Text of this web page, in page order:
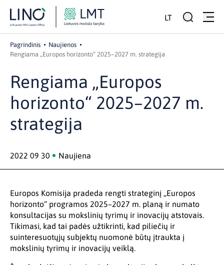
LT
Pagrindinis
Naujienos
Rengiama „Europos horizonto“ 2025–2027 m. strategija
Rengiama „Europos
horizonto“ 2025–2027 m.
strategija
2022 09 30 Naujiena
Europos Komisija pradeda rengti strateginį „Europos
horizonto“ programos 2025–2027 m. planą ir numato
konsultacijas su mokslinių tyrimų ir inovacijų atstovais.
Tikimasi, kad tai padės užtikrinti, kad piliečių ir
suinteresuotųjų subjektų nuomonė būtų įtraukta į
mokslinių tyrimų ir inovacijų veiklą.